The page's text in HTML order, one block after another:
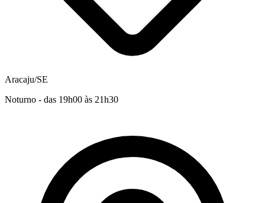
Aracaju/SE
Noturno - das 19h00 às 21h30